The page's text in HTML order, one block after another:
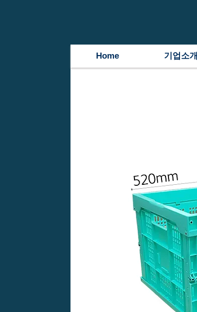
Home 기업소개